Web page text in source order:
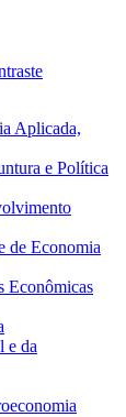
Aplicada,
e Política
de Economia
Econômicas
e da